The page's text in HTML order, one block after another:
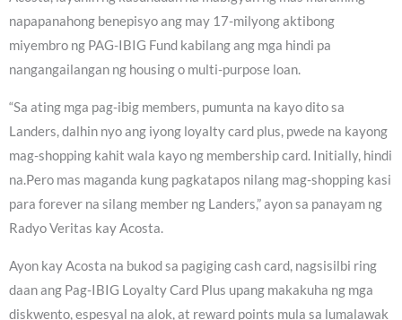
napapanahong benepisyo ang may 17-milyong aktibong
miyembro ng PAG-IBIG Fund kabilang ang mga hindi pa
nangangailangan ng housing o multi-purpose loan.
“Sa ating mga pag-ibig members, pumunta na kayo dito sa
Landers, dalhin nyo ang iyong loyalty card plus, pwede na kayong
mag-shopping kahit wala kayo ng membership card. Initially, hindi
na.Pero mas maganda kung pagkatapos nilang mag-shopping kasi
para forever na silang member ng Landers,” ayon sa panayam ng
Radyo Veritas kay Acosta.
Ayon kay Acosta na bukod sa pagiging cash card, nagsisilbi ring
daan ang Pag-IBIG Loyalty Card Plus upang makakuha ng mga
diskwento, espesyal na alok, at reward points mula sa lumalawak